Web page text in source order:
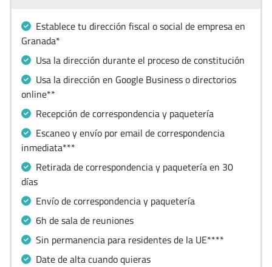
Establece tu dirección fiscal o social de empresa en
Granada*
Usa la dirección durante el proceso de constitución
Usa la dirección en Google Business o directorios
online**
Recepción de correspondencia y paquetería
Escaneo y envío por email de correspondencia
inmediata***
Retirada de correspondencia y paquetería en 30
días
Envío de correspondencia y paquetería
6h de sala de reuniones
Sin permanencia para residentes de la UE****
Date de alta cuando quieras